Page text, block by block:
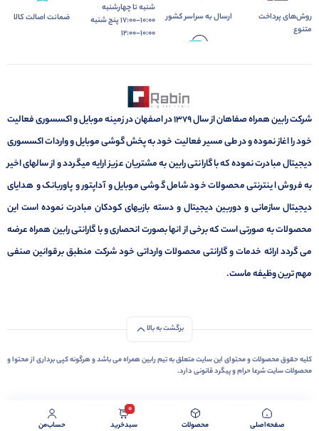
روش‌های پرداخت
متنوع
ارسال به سراسر کشور
شنبه تا چهارشنبه
10:00-17:00 پنج شنبه
10:00-12:00
ضمانت اصالت کالا
شرکت رابین همراه صفاهان از سال 1379 در اصفهان در زمینه موبایل و اکسسوری فعالیت
خود را اغاز نموده و در طی مسیر فعالیت خود به پخش گوشی موبایل و واردات اکسسوری
دیجیتال مبادرت نموده که با گارانتی رابین به مشتریان عزیز ارایه میگردد و از سالهای اخیر
به فروش اینترنتی محصولات خود شامل گوشی موبایل و آداپتور و پاوربانک و هدایای
دیجیتال سازمانی و دوربین دیجیتال و دسته بازیهای کودکان مبادرت نموده است این
محصولات به صورتی است که برخی از انها بصورت انحصاری و با گارانتی رابین همراه عرضه
می گردد ارائه خدمات و گارانتی محصولات وارداتی خود شرکت منطبق برقوانین صنفی
مهم ترین وظیفه ماست.
برگشت به بالا
کليه حقوق محصولات و محتوای اين سایت متعلق به تیم رابین همراه می باشد و هرگونه کپی برداری از محتوا و
محصولات سایت شرعا حرام و پیگرد قانونی دارد.
صفحه‌اصلی محصولات
0
سبد‌خرید حساب‌من